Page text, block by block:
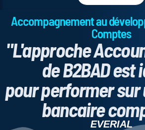
Accompagnement au
Comptes
"L'approche
de B2BAD est
pour performer sur
bancaire
EVERIAL